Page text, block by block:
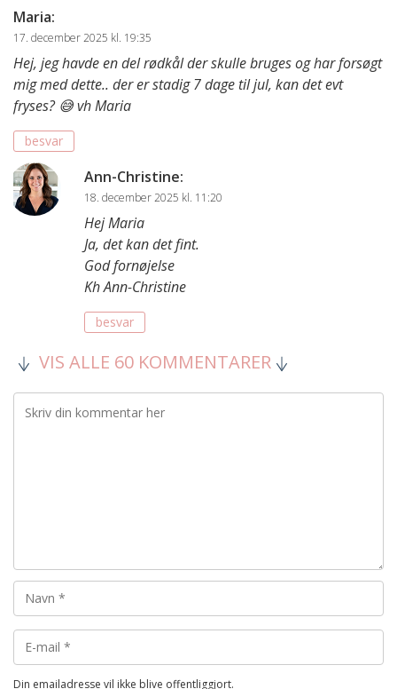
Maria:
17. december 2025 kl. 19:35
Hej, jeg havde en del rødkål der skulle bruges og har forsøgt
mig med dette.. der er stadig 7 dage til jul, kan det evt
fryses? 😅 vh Maria
besvar
Ann-Christine:
18. december 2025 kl. 11:20
Hej Maria
Ja, det kan det fint.
God fornøjelse
Kh Ann-Christine
besvar
VIS ALLE 60 KOMMENTARER
Din emailadresse vil ikke blive offentliggjort.